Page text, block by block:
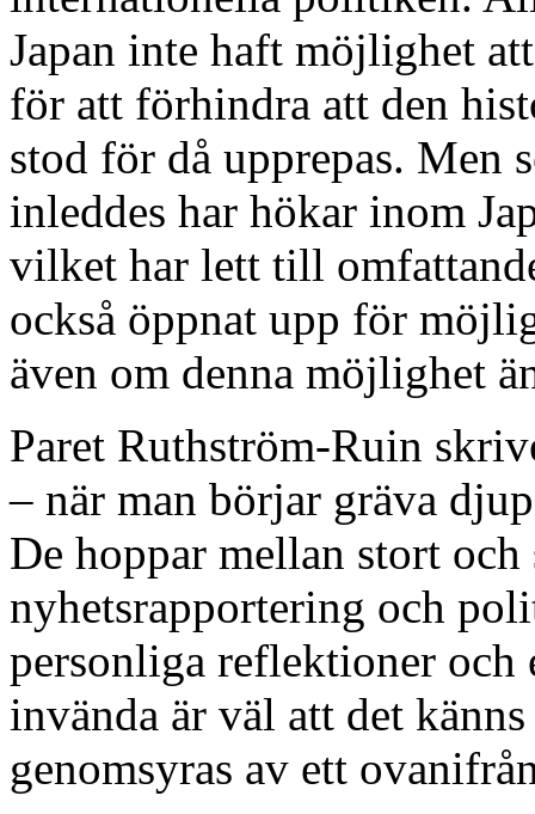
Japan inte haft möjlighet
för att förhindra att den
stod för då upprepas. Men
inleddes har hökar inom
vilket har lett till
också öppnat upp för
även om denna möjlighet
Paret Ruthström-Ruin
– när man börjar gräva
De hoppar mellan stort
nyhetsrapportering och
personliga reflektioner och
invända är väl att det
genomsyras av ett